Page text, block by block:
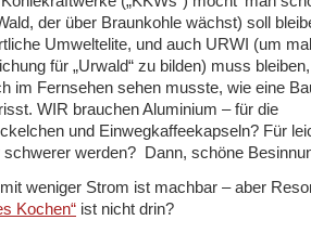
der über Braunkohle wächst) soll
Umweltelite, und auch URWI (um
für „Urwald“ zu bilden) muss
im Fernsehen sehen musste, wie eine
WIR brauchen Aluminium – für die
und Einwegkaffeekapseln? Für
werden? Dann, schöne
weniger Strom ist machbar – aber
Kochen“ ist nicht drin?